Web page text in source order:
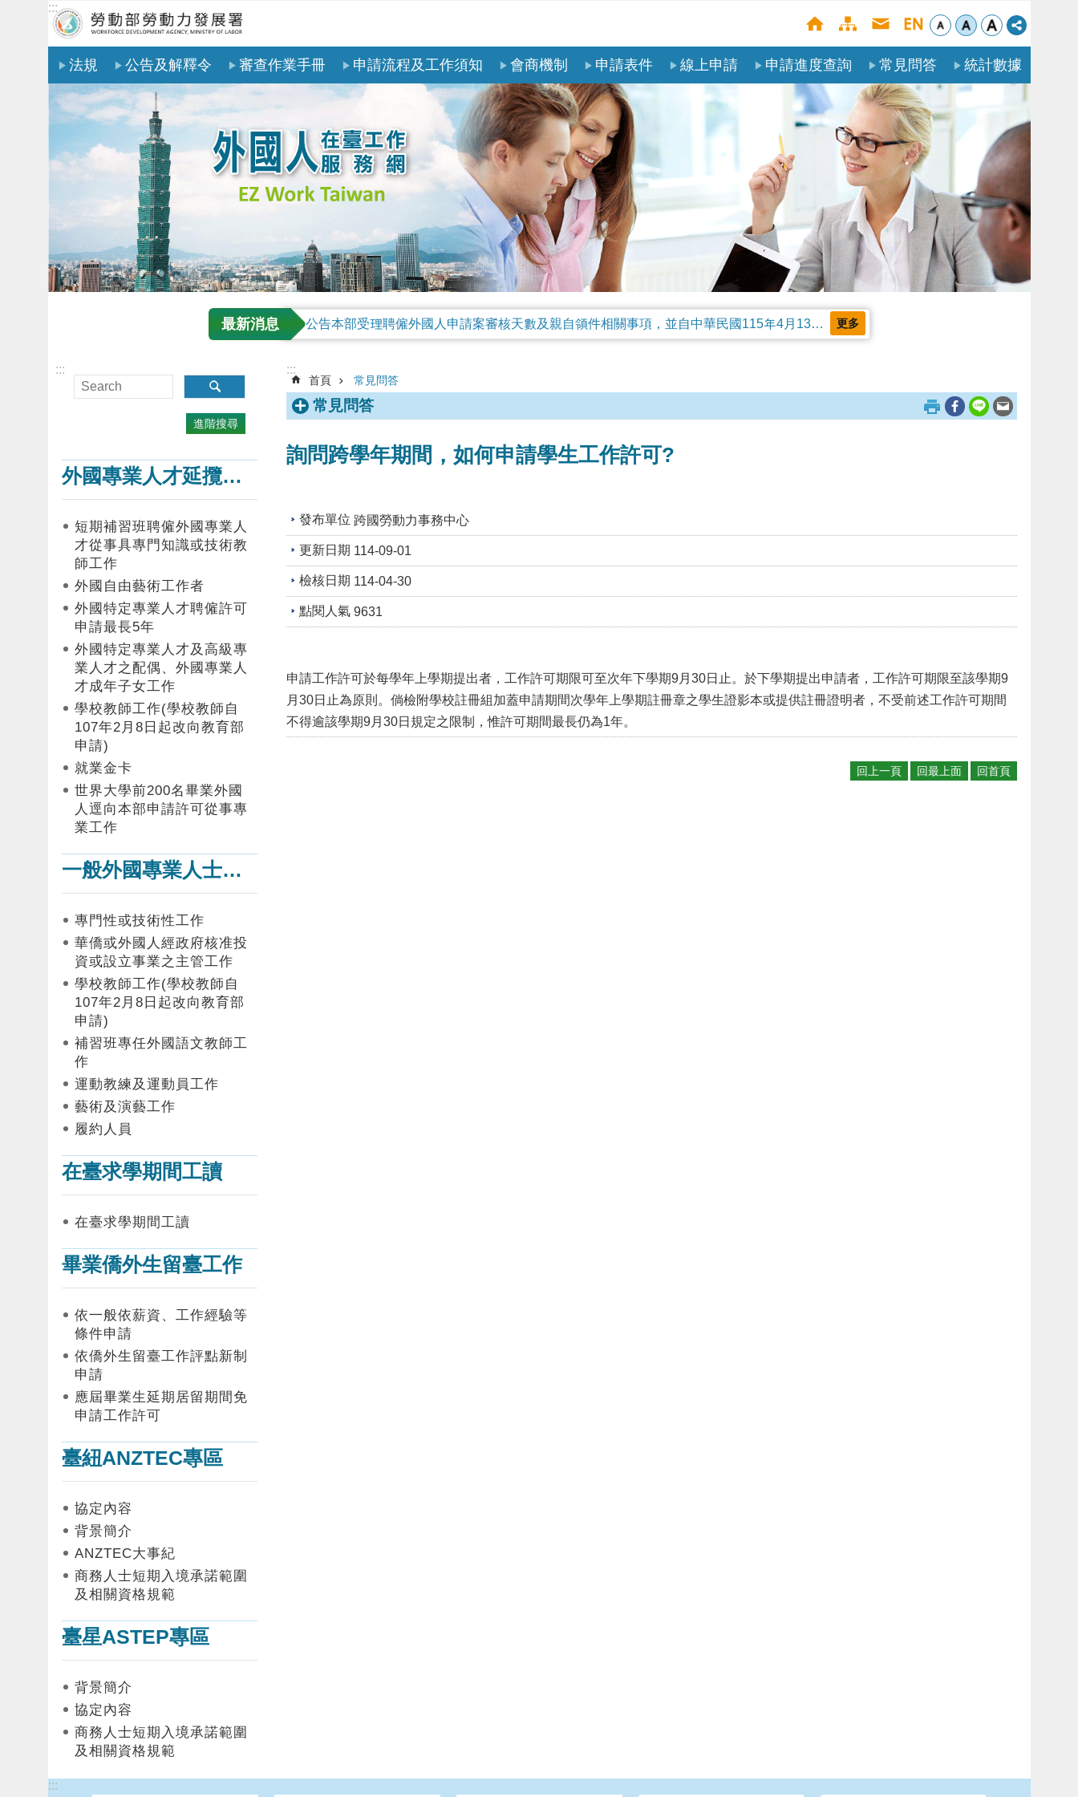
跳到主要內容區塊
:::
法規 公告及解釋令 審查作業手冊 申請流程及工作須知 會商機制 申請表件 線上申請 申請進度查詢 常見問答 統計數據
最新消息 公告本部受理聘僱外國人申請案審核天數及親自領件相關事項，並自中華民國115年4月13日生效。 更多
:::
進階搜尋
外國專業人才延攬及僱用
短期補習班聘僱外國專業人
才從事具專門知識或技術教
師工作
外國自由藝術工作者
外國特定專業人才聘僱許可
申請最長5年
外國特定專業人才及高級專
業人才之配偶、外國專業人
才成年子女工作
學校教師工作(學校教師自
107年2月8日起改向教育部
申請)
就業金卡
世界大學前200名畢業外國
人逕向本部申請許可從事專
業工作
一般外國專業人士在臺工作
專門性或技術性工作
華僑或外國人經政府核准投
資或設立事業之主管工作
學校教師工作(學校教師自
107年2月8日起改向教育部
申請)
補習班專任外國語文教師工
作
運動教練及運動員工作
藝術及演藝工作
履約人員
在臺求學期間工讀
在臺求學期間工讀
畢業僑外生留臺工作
依一般依薪資、工作經驗等
條件申請
依僑外生留臺工作評點新制
申請
應屆畢業生延期居留期間免
申請工作許可
臺紐ANZTEC專區
協定內容
背景簡介
ANZTEC大事紀
商務人士短期入境承諾範圍
及相關資格規範
臺星ASTEP專區
背景簡介
協定內容
商務人士短期入境承諾範圍
及相關資格規範
:::
首頁 常見問答
常見問答
詢問跨學年期間，如何申請學生工作許可?
發布單位 跨國勞動力事務中心
更新日期 114-09-01
檢核日期 114-04-30
點閱人氣 9631
申請工作許可於每學年上學期提出者，工作許可期限可至次年下學期9月30日止。於下學期提出申請者，工作許可期限至該學期9
月30日止為原則。倘檢附學校註冊組加蓋申請期間次學年上學期註冊章之學生證影本或提供註冊證明者，不受前述工作許可期間
不得逾該學期9月30日規定之限制，惟許可期間最長仍為1年。
回上一頁 回最上面 回首頁
:::